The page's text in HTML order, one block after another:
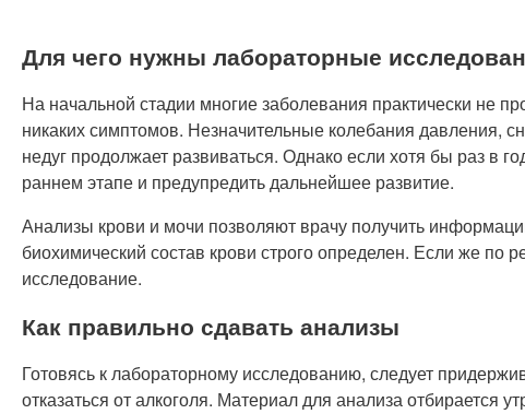
Для чего нужны лабораторные
На начальной стадии многие заболевания практически не
никаких симптомов. Незначительные колебания давления,
недуг продолжает развиваться. Однако если хотя бы раз в
раннем этапе и предупредить дальнейшее развитие.
Анализы крови и мочи позволяют врачу получить
биохимический состав крови строго определен. Если же по
исследование.
Как правильно сдавать анализы
Готовясь к лабораторному исследованию, следует
отказаться от алкоголя. Материал для анализа отбирается